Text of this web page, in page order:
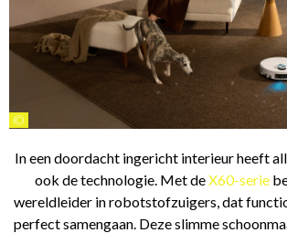
©
In een doordacht ingericht interieur heeft
ook de technologie. Met deX60-serie
wereldleider in robotstofzuigers, dat
perfect samengaan. Deze slimme